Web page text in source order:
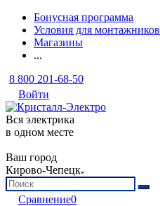
Бонусная программа
Условия для монтажников
Магазины
...
8 800 201-68-50
Войти
Вся электрика
в одном месте
Ваш город
Кирово-Чепецк
Сравнение0